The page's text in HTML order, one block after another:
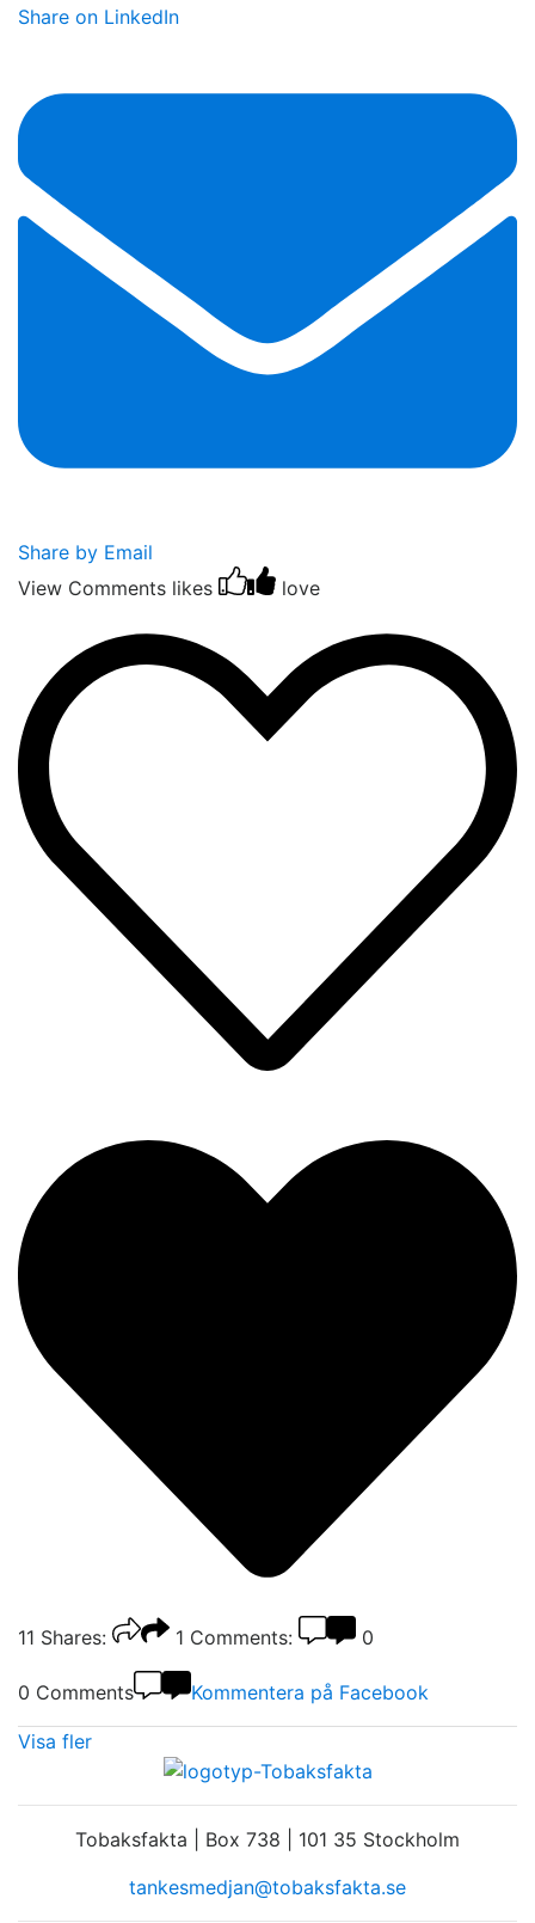
Share on LinkedIn
Share by Email
View Comments likes love
11 Shares: 1 Comments: 0
0 Comments Kommentera på Facebook
Visa fler
Tobaksfakta | Box 738 | 101 35 Stockholm
tankesmedjan@tobaksfakta.se